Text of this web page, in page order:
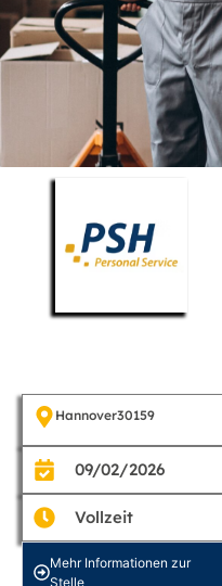
Hannover30159
09/02/2026
Vollzeit
Mehr Informationen zur
Stelle